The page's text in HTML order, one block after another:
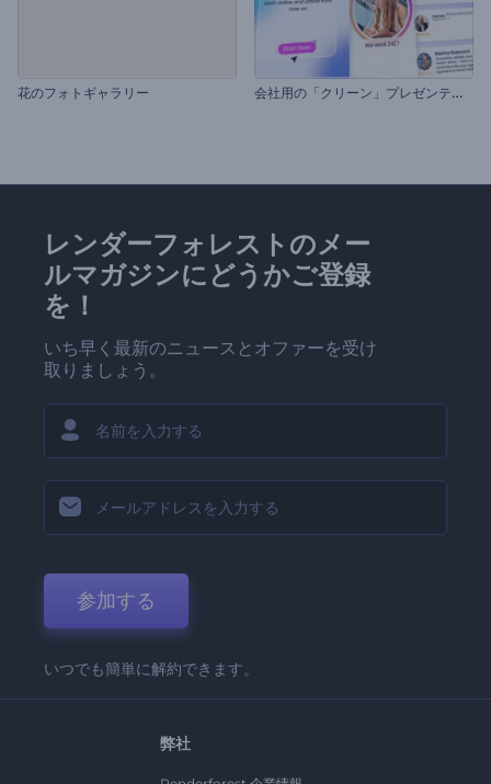
花のフォトギャラリー 会
社用の「クリーン」プレゼンテーション
レンダーフォレストのメー
ルマガジンにどうかご登録
を！
いち早く最新のニュースとオファーを受け
取りましょう。
参加する
いつでも簡単に解約できます。
弊社